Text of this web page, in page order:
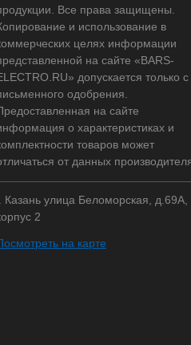
Все права защищены.
и использование в
целях информации
на сайте «BARS-
допускается только с
одобрения.
на сайте
о характеристиках и
товаров может
от данных
Казань улица Беломорская, д.69А,
2
на карте